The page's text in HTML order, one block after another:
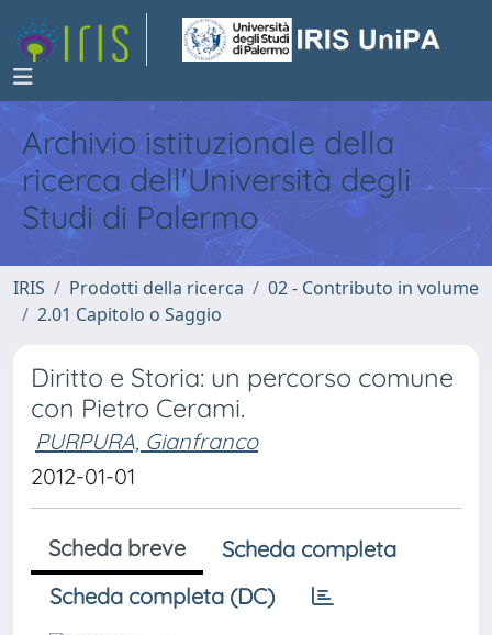
Archivio istituzionale della
ricerca dell'Università degli
Studi di Palermo
IRIS Prodotti della ricerca
02 - Contributo in volume
2.01 Capitolo o Saggio
Diritto e Storia: un percorso comune
con Pietro Cerami.
PURPURA, Gianfranco
2012-01-01
Scheda breve
Scheda completa
Scheda completa (DC)